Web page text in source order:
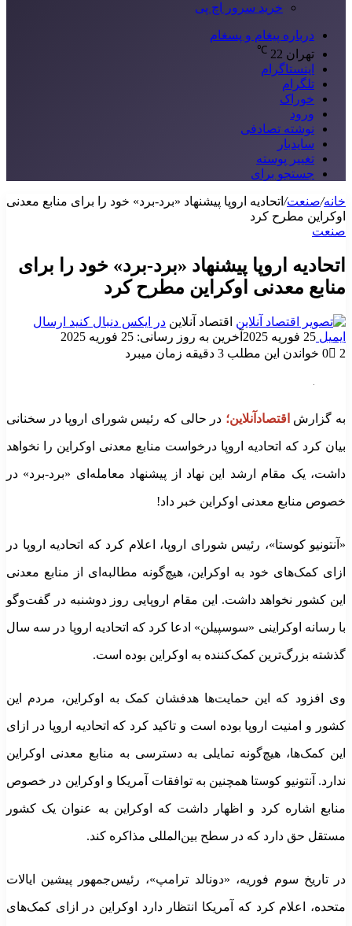
خرید سرور اچ پی
درباره پیغام و پسغام
تهران 22
℃
اینستاگرام
تلگرام
خوراک
ورود
نوشته تصادفی
سایدبار
تغییر پوسته
جستجو برای
خانه/صنعت/ اتحادیه اروپا پیشنهاد «برد-برد» خود را برای منابع معدنی
اوکراین مطرح کرد
صنعت
اتحادیه اروپا پیشنهاد «برد-برد» خود را برای
منابع معدنی اوکراین مطرح کرد
اقتصاد آنلاین در ایکس دنبال کنید ارسال
ایمیل 25 فوریه 2025
آخرین به روز رسانی: 25 فوریه 2025
0
2 خواندن این مطلب 3 دقیقه زمان میبرد
به گزارش اقتصادآنلاین؛ در حالی که رئیس شورای اروپا در سخنانی
بیان کرد که اتحادیه اروپا درخواست منابع معدنی اوکراین را نخواهد
داشت، یک مقام ارشد این نهاد از پیشنهاد معامله‌ای «برد-برد» در
خصوص منابع معدنی اوکراین خبر داد!
«آنتونیو کوستا»، رئیس شورای اروپا، اعلام کرد که اتحادیه اروپا در
ازای کمک‌های خود به اوکراین، هیچ‌گونه مطالبه‌ای از منابع معدنی
این کشور نخواهد داشت. این مقام اروپایی روز دوشنبه در گفت‌وگو
با رسانه اوکراینی «سوسپیلن» ادعا کرد که اتحادیه اروپا در سه سال
گذشته بزرگ‌ترین کمک‌کننده به اوکراین بوده است.
وی افزود که این حمایت‌ها هدفشان کمک به اوکراین، مردم این
کشور و امنیت اروپا بوده است و تاکید کرد که اتحادیه اروپا در ازای
این کمک‌ها، هیچ‌گونه تمایلی به دسترسی به منابع معدنی اوکراین
ندارد. آنتونیو کوستا همچنین به توافقات آمریکا و اوکراین در خصوص
منابع اشاره کرد و اظهار داشت که اوکراین به عنوان یک کشور
مستقل حق دارد که در سطح بین‌المللی مذاکره کند.
در تاریخ سوم فوریه، «دونالد ترامپ»، رئیس‌جمهور پیشین ایالات
متحده، اعلام کرد که آمریکا انتظار دارد اوکراین در ازای کمک‌های